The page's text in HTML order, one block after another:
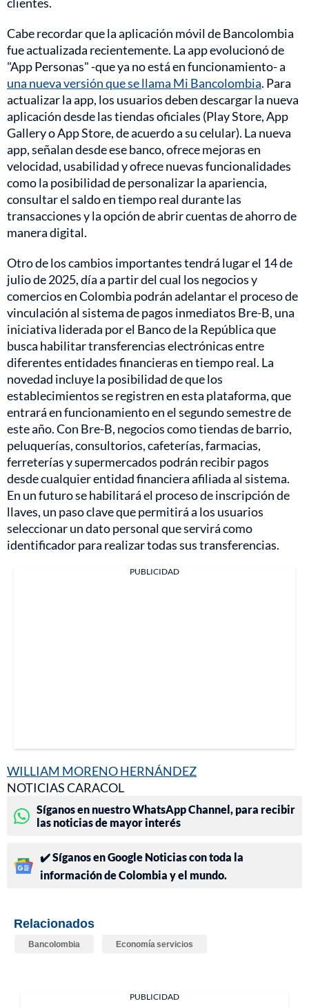
Cabe recordar que la aplicación móvil de Bancolombia
fue actualizada recientemente. La app evolucionó de
"App Personas" -que ya no está en funcionamiento- a
una nueva versión que se llama Mi Bancolombia. Para
actualizar la app, los usuarios deben descargar la nueva
aplicación desde las tiendas oficiales (Play Store, App
Gallery o App Store, de acuerdo a su celular). La nueva
app, señalan desde ese banco, ofrece mejoras en
velocidad, usabilidad y ofrece nuevas funcionalidades
como la posibilidad de personalizar la apariencia,
consultar el saldo en tiempo real durante las
transacciones y la opción de abrir cuentas de ahorro de
manera digital.
Otro de los cambios importantes tendrá lugar el 14 de
julio de 2025, día a partir del cual los negocios y
comercios en Colombia podrán adelantar el proceso de
vinculación al sistema de pagos inmediatos Bre-B, una
iniciativa liderada por el Banco de la República que
busca habilitar transferencias electrónicas entre
diferentes entidades financieras en tiempo real. La
novedad incluye la posibilidad de que los
establecimientos se registren en esta plataforma, que
entrará en funcionamiento en el segundo semestre de
este año. Con Bre-B, negocios como tiendas de barrio,
peluquerías, consultorios, cafeterías, farmacias,
ferreterías y supermercados podrán recibir pagos
desde cualquier entidad financiera afiliada al sistema.
En un futuro se habilitará el proceso de inscripción de
llaves, un paso clave que permitirá a los usuarios
seleccionar un dato personal que servirá como
identificador para realizar todas sus transferencias.
PUBLICIDAD
WILLIAM MORENO HERNÁNDEZ
NOTICIAS CARACOL
Síganos en nuestro WhatsApp Channel, para recibir
las noticias de mayor interés
✔️ Síganos en Google Noticias con toda la
información de Colombia y el mundo.
Relacionados
Bancolombia Economía servicios
PUBLICIDAD